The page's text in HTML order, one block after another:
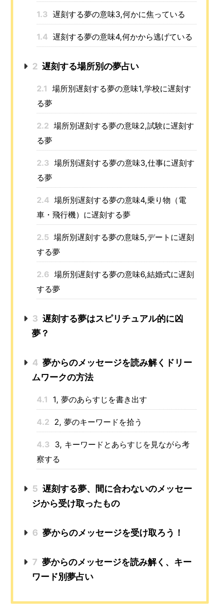
1.3 遅刻する夢の意味3,何かに焦っている
1.4 遅刻する夢の意味4,何かから逃げている
2 遅刻する場所別の夢占い
2.1 場所別遅刻する夢の意味1,学校に遅刻す
る夢
2.2 場所別遅刻する夢の意味2,試験に遅刻す
る夢
2.3 場所別遅刻する夢の意味3,仕事に遅刻す
る夢
2.4 場所別遅刻する夢の意味4,乗り物（電
車・飛行機）に遅刻する夢
2.5 場所別遅刻する夢の意味5,デートに遅刻
する夢
2.6 場所別遅刻する夢の意味6,結婚式に遅刻
する夢
3 遅刻する夢はスピリチュアル的に凶
夢？
4 夢からのメッセージを読み解くドリー
ムワークの方法
4.1 1, 夢のあらすじを書き出す
4.2 2, 夢のキーワードを拾う
4.3 3, キーワードとあらすじを見ながら考
察する
5 遅刻する夢、間に合わないのメッセー
ジから受け取ったもの
6 夢からのメッセージを受け取ろう！
7 夢からのメッセージを読み解く、キー
ワード別夢占い